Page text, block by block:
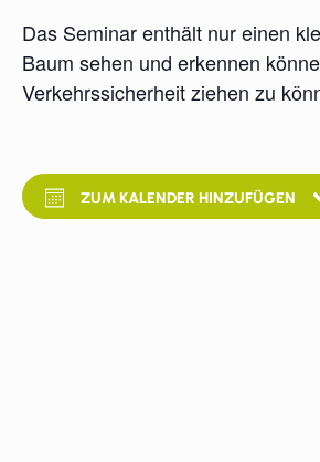
Das Seminar enthält nur einen
Baum sehen und erkennen
Verkehrssicherheit ziehen zu
ZUM KALENDER HINZUFÜGEN